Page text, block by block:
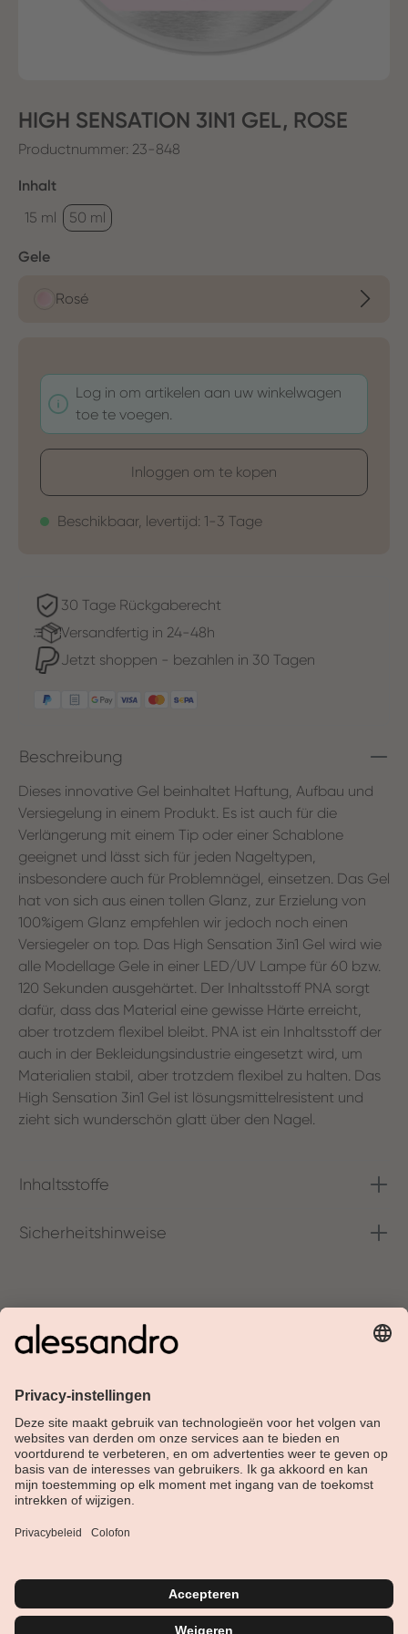
HIGH SENSATION 3IN1 GEL, ROSE
Productnummer: 23-848
Selecteer
Inhalt
15 ml
50 ml
Selecteer
Gele
Rosé
Log in om artikelen aan uw winkelwagen
toe te voegen.
Inloggen om te kopen
Beschikbaar, levertijd: 1-3 Tage
30 Tage Rückgaberecht
Versandfertig in 24-48h
Jetzt shoppen - bezahlen in 30 Tagen
Beschreibung
Dieses innovative Gel beinhaltet Haftung, Aufbau und
Versiegelung in einem Produkt. Es ist auch für die
Verlängerung mit einem Tip oder einer Schablone
geeignet und lässt sich für jeden Nageltypen,
insbesondere auch für Problemnägel, einsetzen. Das Gel
hat von sich aus einen tollen Glanz, zur Erzielung von
100%igem Glanz empfehlen wir jedoch noch einen
Versiegeler on top. Das High Sensation 3in1 Gel wird wie
alle Modellage Gele in einer LED/UV Lampe für 60 bzw.
120 Sekunden ausgehärtet. Der Inhaltsstoff PNA sorgt
dafür, dass das Material eine gewisse Härte erreicht,
aber trotzdem flexibel bleibt. PNA ist ein Inhaltsstoff der
auch in der Bekleidungsindustrie eingesetzt wird, um
Materialien stabil, aber trotzdem flexibel zu halten. Das
High Sensation 3in1 Gel ist lösungsmittelresistent und
zieht sich wunderschön glatt über den Nagel.
Inhaltsstoffe
Sicherheitshinweise
Over Alessandro
Shop